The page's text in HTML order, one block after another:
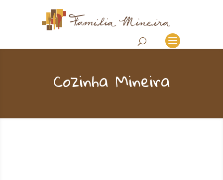
Cozinha Mineira